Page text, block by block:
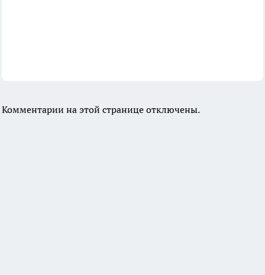
Комментарии на этой странице отключены.